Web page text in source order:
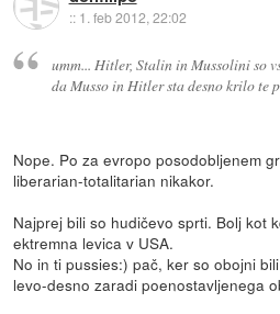
:: 1. feb 2012, 22:02
umm... Hitler, Stalin in Mussolini so
da Musso in Hitler sta desno krilo te
Nope. Po za evropo posodobljenem
liberarian-totalitarian nikakor.
Najprej bili so hudičevo sprti. Bolj kot
ektremna levica v USA.
No in ti pussies:) pač, ker so obojni
levo-desno zaradi poenostavljenega